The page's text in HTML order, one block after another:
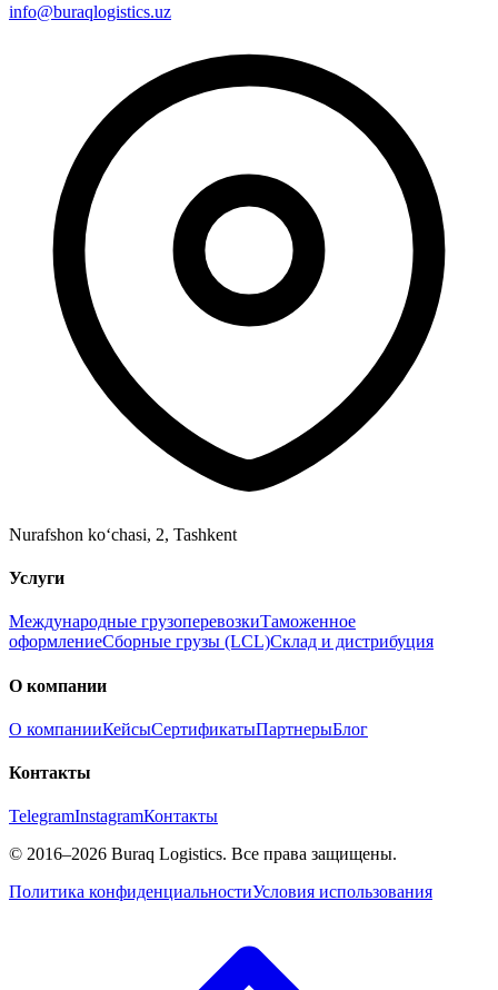
info@buraqlogistics.uz
Nurafshon ko‘chasi, 2, Tashkent
Услуги
Международные грузоперевозкиТаможенное
оформлениеСборные грузы (LCL)Склад и дистрибуция
О компании
О компанииКейсыСертификатыПартнерыБлог
Контакты
TelegramInstagramКонтакты
© 2016–2026 Buraq Logistics. Все права защищены.
Политика конфиденциальностиУсловия использования